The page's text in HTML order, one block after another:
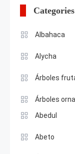
Categories
Albahaca
Alycha
Árboles
Árboles
Abedul
Abeto